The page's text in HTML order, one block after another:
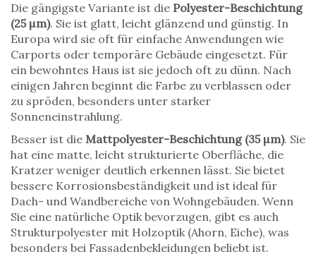
Die gängigste Variante ist die Polyester-Beschichtung
(25 µm). Sie ist glatt, leicht glänzend und günstig. In
Europa wird sie oft für einfache Anwendungen wie
Carports oder temporäre Gebäude eingesetzt. Für
ein bewohntes Haus ist sie jedoch oft zu dünn. Nach
einigen Jahren beginnt die Farbe zu verblassen oder
zu spröden, besonders unter starker
Sonneneinstrahlung.
Besser ist die Mattpolyester-Beschichtung (35 µm). Sie
hat eine matte, leicht strukturierte Oberfläche, die
Kratzer weniger deutlich erkennen lässt. Sie bietet
bessere Korrosionsbeständigkeit und ist ideal für
Dach- und Wandbereiche von Wohngebäuden. Wenn
Sie eine natürliche Optik bevorzugen, gibt es auch
Strukturpolyester mit Holzoptik (Ahorn, Eiche), was
besonders bei Fassadenbekleidungen beliebt ist.